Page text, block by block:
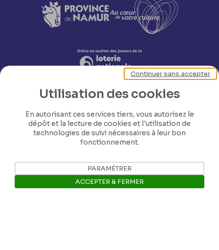
Tél: +32 81 77 67 55
Utilisation des cookies
En autorisant ces services tiers, vous autorisez le
dépôt et la lecture de cookies et l'utilisation de
technologies de suivi nécessaires à leur bon
fonctionnement.
Continuer sans accepter
PARAMÉTRER
ACCEPTER & FERMER